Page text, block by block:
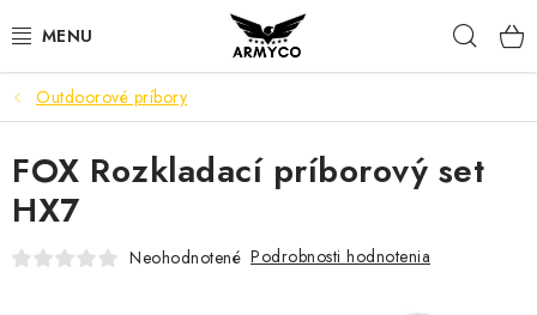
na
NOŽE A INÉ OSTRIE
OUTDOOR & CAMPING
SVIETIDLÁ
Outdoorové príbory
FOX Rozkladací príborový set
HX7
Neohodnotené Podrobnosti hodnotenia